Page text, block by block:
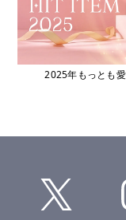
2025年もっとも